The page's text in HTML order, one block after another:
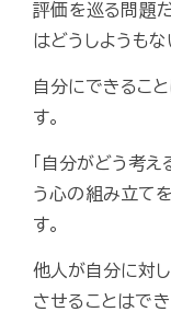
評価を巡る問題
はどうしようも
自分にできること
す。
「自分がどう考
う心の組み立て
す。
他人が自分に対
させることはでき